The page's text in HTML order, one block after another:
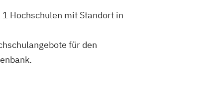
Hochschulen mit Standort in
für den